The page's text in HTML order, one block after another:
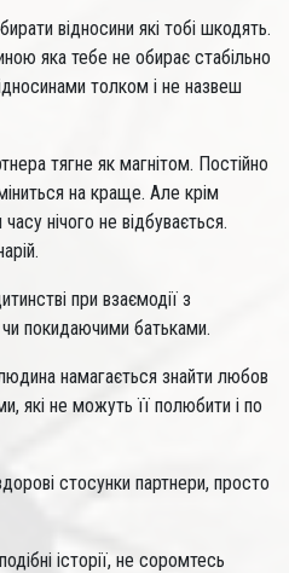
відносини які тобі шкодять.
яка тебе не обирає стабільно
толком і не назвеш
тягне як магнітом. Постійно
на краще. Але крім
нічого не відбувається.
при взаємодії з
покидаючими батьками.
намагається знайти любов
які не можуть її полюбити і по
стосунки партнери, просто
історії, не соромтесь